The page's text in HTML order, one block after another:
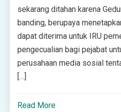
sekarang ditahan karena
banding, berupaya
dapat diterima untuk IRU
pengecualian bagi pejabat
perusahaan media sosial
[…]
Read More